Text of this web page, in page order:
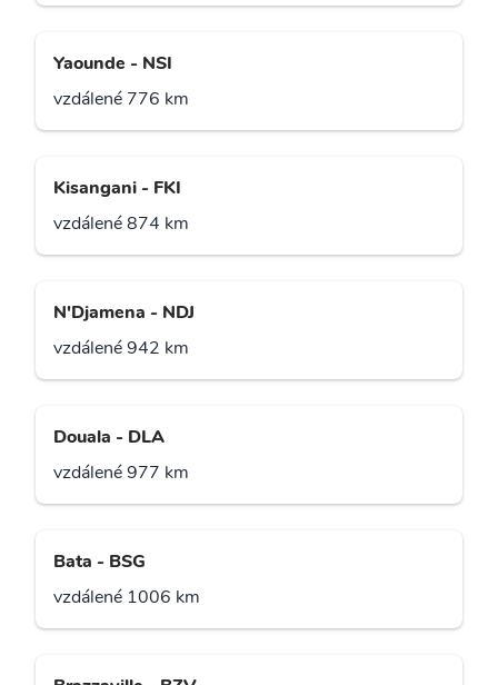
Yaounde - NSI
vzdálené 776 km
Kisangani - FKI
vzdálené 874 km
N'Djamena - NDJ
vzdálené 942 km
Douala - DLA
vzdálené 977 km
Bata - BSG
vzdálené 1006 km